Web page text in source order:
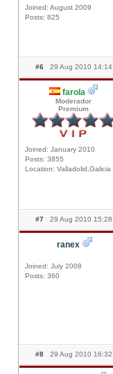
Joined: August 2009
Posts: 825
#6 29 Aug 2010 14:14
farola
Moderador
Premium
Joined: January 2010
Posts: 3855
Location: Valladolid,Galicia
#7 29 Aug 2010 15:28
ranex
Joined: July 2008
Posts: 360
#8 29 Aug 2010 16:32